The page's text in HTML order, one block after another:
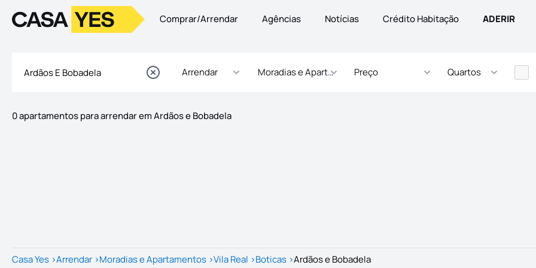
LogoIr para a homepage Comprar/Arrendar Agências Notícias Crédito Habitação ADERIR
Arrendar Moradias e ApartamentosPreço Quartos
0 apartamentos para arrendar em Ardãos e Bobadela
Casa Yes >Arrendar >Moradias e Apartamentos >Vila Real >Boticas >Ardãos e Bobadela